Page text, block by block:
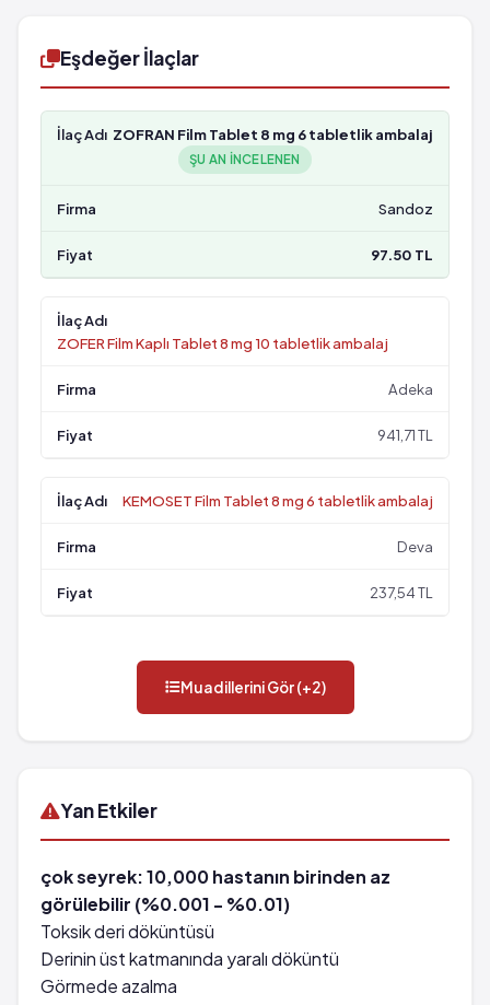
Eşdeğer İlaçlar
ZOFRAN Film Tablet 8 mg 6 tabletlik ambalaj
ŞU AN INCELENEN
Sandoz
97.50 TL
ZOFER Film Kaplı Tablet 8 mg 10 tabletlik ambalaj
Adeka
941,71 TL
KEMOSET Film Tablet 8 mg 6 tabletlik ambalaj
Deva
237,54 TL
Muadillerini Gör (+2)
Yan Etkiler
çok seyrek: 10,000 hastanın birinden az
görülebilir (%0.001 - %0.01)
Toksik deri döküntüsü
Derinin üst katmanında yaralı döküntü
Görmede azalma